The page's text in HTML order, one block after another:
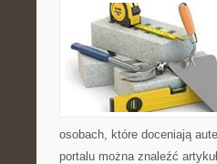
osobach, które doceniają
portalu można znaleźć